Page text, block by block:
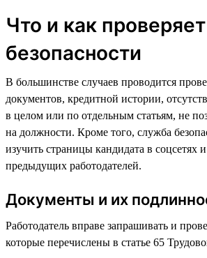
Что и как
безопасности
В большинстве случаев проводится
документов, кредитной истории,
в целом или по отдельным статьям, не
на должности. Кроме того, служба
изучить страницы кандидата в соцсетях
предыдущих работодателей.
Документы и их
Работодатель вправе запрашивать и
которые перечислены в статье 65